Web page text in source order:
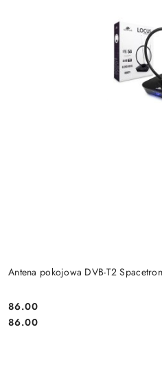
Antena pokojowa DVB-T2
Cena:
86.00
Cena:
86.00